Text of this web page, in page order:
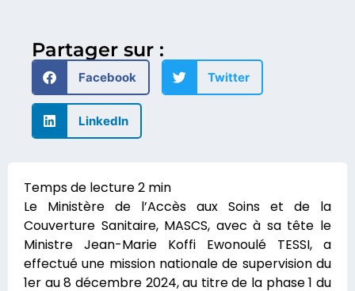
Partager sur :
Facebook Twitter
LinkedIn
Le Ministère de l’Accès aux Soins et de la
Couverture Sanitaire, MASCS, avec à sa tête le
Ministre Jean-Marie Koffi Ewonoulé TESSI, a
effectué une mission nationale de supervision du
1er au 8 décembre 2024, au titre de la phase 1 du